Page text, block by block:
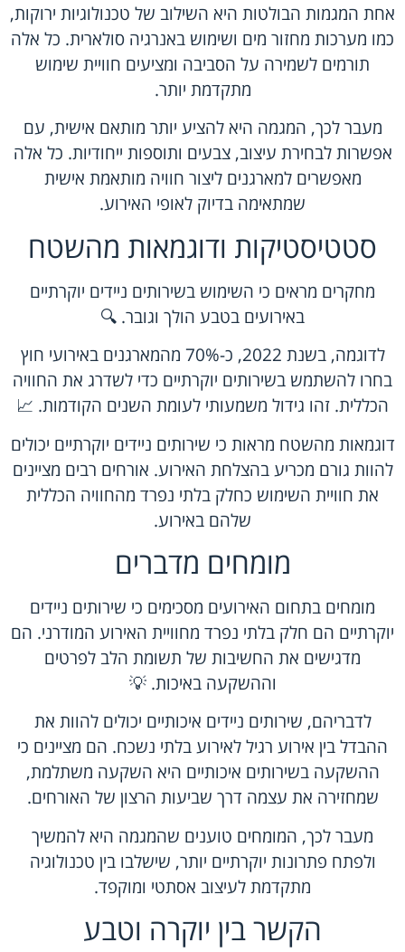
אחת המגמות הבולטות היא השילוב של טכנולוגיות ירוקות,
כמו מערכות מחזור מים ושימוש באנרגיה סולארית. כל אלה
תורמים לשמירה על הסביבה ומציעים חוויית שימוש
מתקדמת יותר.
מעבר לכך, המגמה היא להציע יותר מותאם אישית, עם
אפשרות לבחירת עיצוב, צבעים ותוספות ייחודיות. כל אלה
מאפשרים למארגנים ליצור חוויה מותאמת אישית
שמתאימה בדיוק לאופי האירוע.
סטטיסטיקות ודוגמאות מהשטח
מחקרים מראים כי השימוש בשירותים ניידים יוקרתיים
באירועים בטבע הולך וגובר. 🔍
לדוגמה, בשנת 2022, כ-70% מהמארגנים באירועי חוץ
בחרו להשתמש בשירותים יוקרתיים כדי לשדרג את החוויה
הכללית. זהו גידול משמעותי לעומת השנים הקודמות. 📈
דוגמאות מהשטח מראות כי שירותים ניידים יוקרתיים יכולים
להוות גורם מכריע בהצלחת האירוע. אורחים רבים מציינים
את חוויית השימוש כחלק בלתי נפרד מהחוויה הכללית
שלהם באירוע.
מומחים מדברים
מומחים בתחום האירועים מסכימים כי שירותים ניידים
יוקרתיים הם חלק בלתי נפרד מחוויית האירוע המודרני. הם
מדגישים את החשיבות של תשומת הלב לפרטים
וההשקעה באיכות. 💡
לדבריהם, שירותים ניידים איכותיים יכולים להוות את
ההבדל בין אירוע רגיל לאירוע בלתי נשכח. הם מציינים כי
ההשקעה בשירותים איכותיים היא השקעה משתלמת,
שמחזירה את עצמה דרך שביעות הרצון של האורחים.
מעבר לכך, המומחים טוענים שהמגמה היא להמשיך
ולפתח פתרונות יוקרתיים יותר, שישלבו בין טכנולוגיה
מתקדמת לעיצוב אסתטי ומוקפד.
הקשר בין יוקרה וטבע